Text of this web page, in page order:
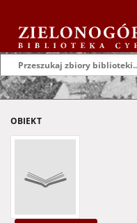
OBIEKT